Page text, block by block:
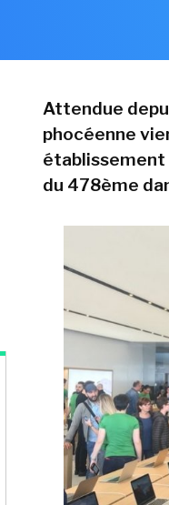
Attendue
phocéenne
établissement
du 478ème